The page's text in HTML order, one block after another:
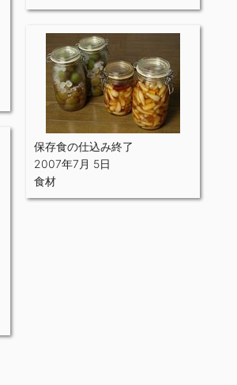
保存食の仕込み終了
2007年7月 5日
食材